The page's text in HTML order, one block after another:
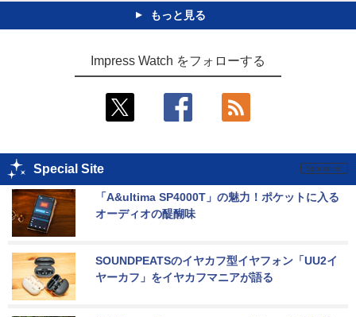
もっと見る
Impress Watch をフォローする
Special Site
「A&ultima SP4000T」の魅力！ポケットに入る
オーディオの醍醐味
SOUNDPEATSのイヤカフ型イヤフォン「UU2イ
ヤーカフ」をイヤカフマニアが語る